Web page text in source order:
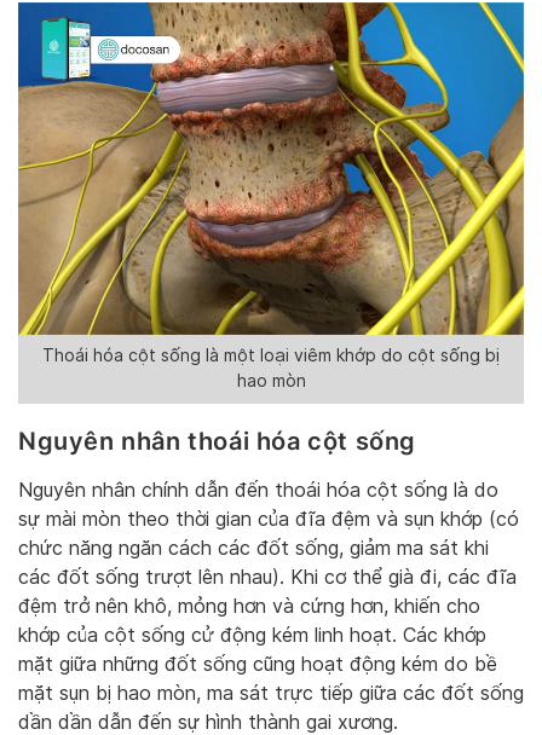
Thoái hóa cột sống là một loại viêm khớp do cột sống bị
hao mòn
Nguyên nhân thoái hóa cột sống
Nguyên nhân chính dẫn đến thoái hóa cột sống là do
sự mài mòn theo thời gian của đĩa đệm và sụn khớp (có
chức năng ngăn cách các đốt sống, giảm ma sát khi
các đốt sống trượt lên nhau). Khi cơ thể già đi, các đĩa
đệm trở nên khô, mỏng hơn và cứng hơn, khiến cho
khớp của cột sống cử động kém linh hoạt. Các khớp
mặt giữa những đốt sống cũng hoạt động kém do bề
mặt sụn bị hao mòn, ma sát trực tiếp giữa các đốt sống
dần dần dẫn đến sự hình thành gai xương.